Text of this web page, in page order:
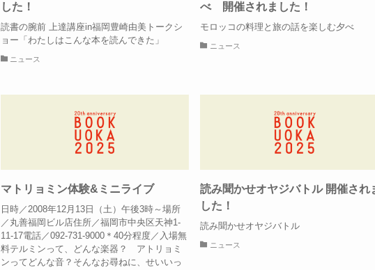
した！
読書の腕前 上達講座in福岡豊崎由美トークシ
ョー「わたしはこんな本を読んできた」
ニュース
べ 開催されました！
モロッコの料理と旅の話を楽しむ夕べ
ニュース
マトリョミン体験&ミニライブ
日時／2008年12月13日（土）午後3時～場所
／丸善福岡ビル店住所／福岡市中央区天神1-
11-17電話／092-731-9000＊40分程度／入場無
料テルミンって、どんな楽器？ アトリョミ
ンってどんな音？そんなお尋ねに、せいいっ
読み聞かせオヤジバトル 開催され
した！
読み聞かせオヤジバトル
ニュース